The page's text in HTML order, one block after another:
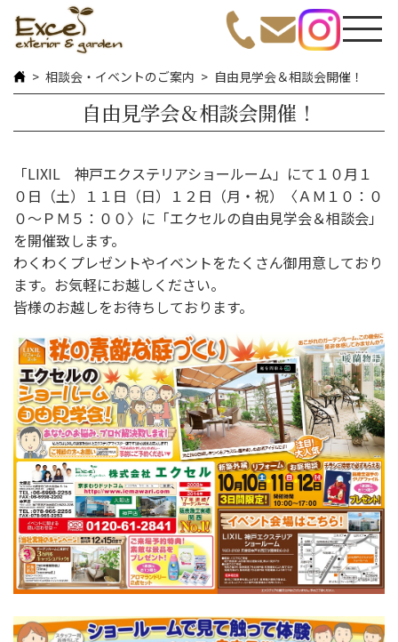
相談会・イベントのご案内 自由見学会＆相談会開催！
自由見学会＆相談会開催！
「LIXIL 神戸エクステリアショールーム」にて１０月１
０日（土）１１日（日）１２日（月・祝）〈ＡＭ１０：０
０～ＰＭ５：００〉に「エクセルの自由見学会＆相談会」
を開催致します。
わくわくプレゼントやイベントをたくさん御用意しており
ます。お気軽にお越しください。
皆様のお越しをお待ちしております。